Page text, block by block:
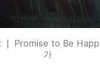
❘ Promise to Be
가